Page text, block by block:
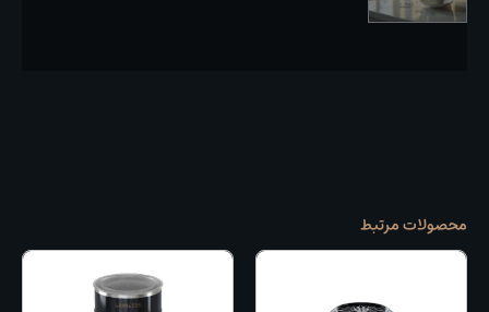
محصولات مرتبط